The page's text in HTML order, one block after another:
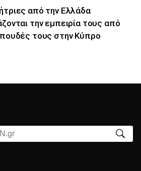
από την Ελλάδα
την εμπειρία τους από
τους στην Κύπρο